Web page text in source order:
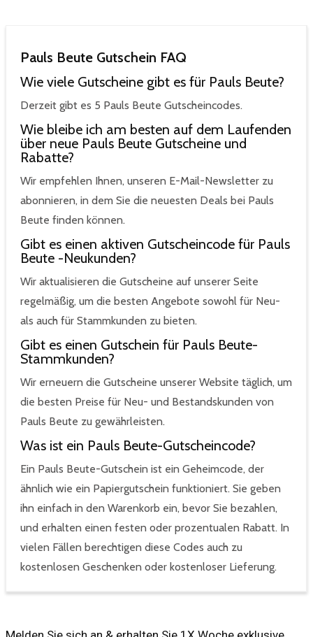
Pauls Beute Gutschein FAQ
Wie viele Gutscheine gibt es für Pauls Beute?
Derzeit gibt es 5 Pauls Beute Gutscheincodes.
Wie bleibe ich am besten auf dem Laufenden
über neue Pauls Beute Gutscheine und
Rabatte?
Wir empfehlen Ihnen, unseren E-Mail-Newsletter zu
abonnieren, in dem Sie die neuesten Deals bei Pauls
Beute finden können.
Gibt es einen aktiven Gutscheincode für Pauls
Beute -Neukunden?
Wir aktualisieren die Gutscheine auf unserer Seite
regelmäßig, um die besten Angebote sowohl für Neu-
als auch für Stammkunden zu bieten.
Gibt es einen Gutschein für Pauls Beute-
Stammkunden?
Wir erneuern die Gutscheine unserer Website täglich, um
die besten Preise für Neu- und Bestandskunden von
Pauls Beute zu gewährleisten.
Was ist ein Pauls Beute-Gutscheincode?
Ein Pauls Beute-Gutschein ist ein Geheimcode, der
ähnlich wie ein Papiergutschein funktioniert. Sie geben
ihn einfach in den Warenkorb ein, bevor Sie bezahlen,
und erhalten einen festen oder prozentualen Rabatt. In
vielen Fällen berechtigen diese Codes auch zu
kostenlosen Geschenken oder kostenloser Lieferung.